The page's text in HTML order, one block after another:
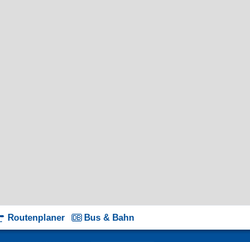
Routenplaner Bus & Bahn